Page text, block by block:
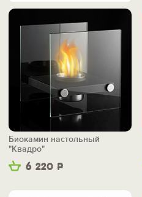
6 220 Р
Биокамин настольный
"Квадро"